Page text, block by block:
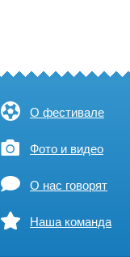
О фестивале
Фото и видео
О нас говорят
Наша команда